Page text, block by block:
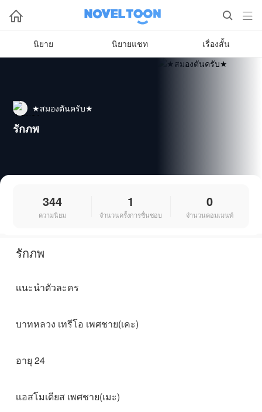
  
นิยาย นิยายแชท เรื่องสั้น
★สมองตันครับ★
รักภพ
344
ความนิยม
1
จำนวนครั้งการชื่นชอบ
0
จำนวนคอมเมนท์
รักภพ
เเนะนำตัวละคร
บาทหลวง เทรีโอ เพศชาย(เคะ)
อายุ 24
เเอสโมเดียส เพศชาย(เมะ)